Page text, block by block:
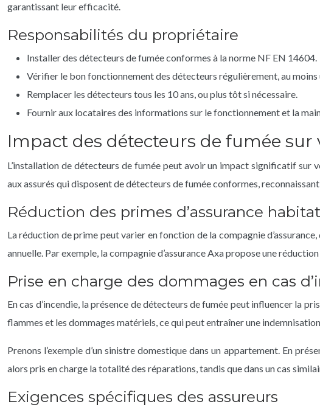
garantissant leur efficacité.
Responsabilités du propriétaire
Installer des détecteurs de fumée conformes à la norme NF EN 14604.
Vérifier le bon fonctionnement des détecteurs régulièrement, au moins
Remplacer les détecteurs tous les 10 ans, ou plus tôt si nécessaire.
Fournir aux locataires des informations sur le fonctionnement et la
Impact des détecteurs de fumée
L’installation de détecteurs de fumée peut avoir un impact significatif sur
aux assurés qui disposent de détecteurs de fumée conformes,
Réduction des primes d’assurance
La réduction de prime peut varier en fonction de la compagnie
annuelle. Par exemple, la compagnie d’assurance Axa propose une
Prise en charge des dommages en cas
En cas d’incendie, la présence de détecteurs de fumée peut influencer la
flammes et les dommages matériels, ce qui peut entraîner une
Prenons l’exemple d’un sinistre domestique dans un appartement. En
alors pris en charge la totalité des réparations, tandis que dans un cas
Exigences spécifiques des assureurs